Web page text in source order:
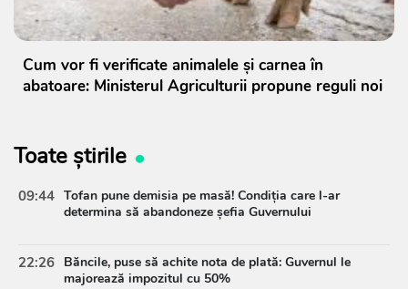
Cum vor fi verificate animalele și carnea în
abatoare: Ministerul Agriculturii propune reguli noi
Toate știrile
09:44 Tofan pune demisia pe masă! Condiția care l-ar
determina să abandoneze șefia Guvernului
22:26 Băncile, puse să achite nota de plată: Guvernul le
majorează impozitul cu 50%